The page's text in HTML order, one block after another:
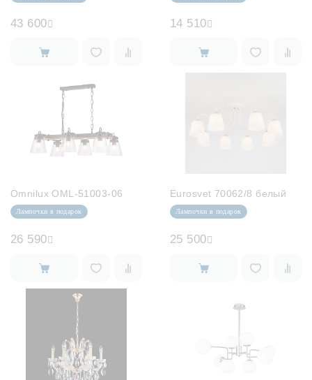
43 600 14 510
Omnilux OML-51003-06
Лампочки в подарок
26 590
Eurosvet 70062/8 белый
Лампочки в подарок
25 500